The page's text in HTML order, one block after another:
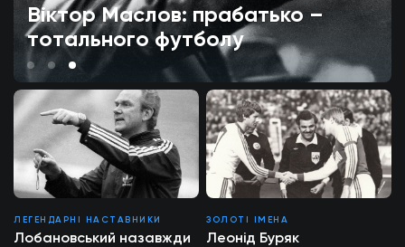
Віктор Маслов: прабатько –
тотального футболу
ЛЕГЕНДАРНІ НАСТАВНИКИ
Лобановський назавжди
ЗОЛОТІ ІМЕНА
Леонід Буряк